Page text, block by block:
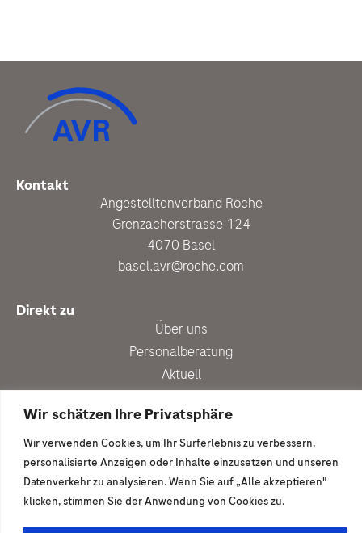
Wir schätzen Ihre Privatsphäre
Wir verwenden Cookies, um Ihr Surferlebnis zu verbessern,
personalisierte Anzeigen oder Inhalte einzusetzen und unseren
Datenverkehr zu analysieren. Wenn Sie auf „Alle akzeptieren"
klicken, stimmen Sie der Anwendung von Cookies zu.
Kontakt
Angestelltenverband Roche
Grenzacherstrasse 124
4070 Basel
basel.avr@roche.com
Direkt zu
Über uns
Personalberatung
Aktuell
Vergünstigungen
Newsletter anmelden
Ich wäre gern dabei
Mitglied werden
© 2026 | Angestelltenverband Roche